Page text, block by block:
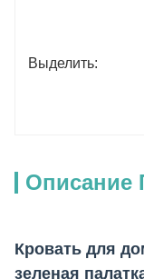
Выделить:
Описание
Кровать для
зеленая